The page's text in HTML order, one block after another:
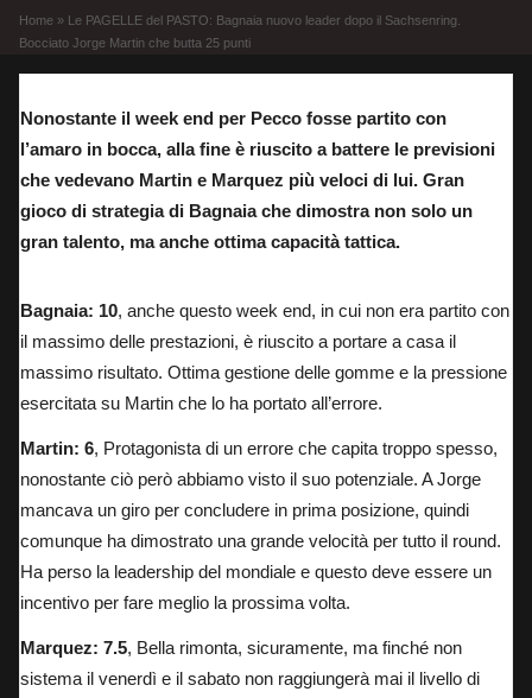
Home » Le PAGELLE del PASTO: Bagnaia nuovo leader dopo il Sachsenring.
Bocciato Jorge Martin che butta 25 punti
Nonostante il week end per Pecco fosse partito con
l’amaro in bocca, alla fine è riuscito a battere le previsioni
che vedevano Martin e Marquez più veloci di lui. Gran
gioco di strategia di Bagnaia che dimostra non solo un
gran talento, ma anche ottima capacità tattica.
Bagnaia: 10, anche questo week end, in cui non era partito con
il massimo delle prestazioni, è riuscito a portare a casa il
massimo risultato. Ottima gestione delle gomme e la pressione
esercitata su Martin che lo ha portato all’errore.
Martin: 6, Protagonista di un errore che capita troppo spesso,
nonostante ciò però abbiamo visto il suo potenziale. A Jorge
mancava un giro per concludere in prima posizione, quindi
comunque ha dimostrato una grande velocità per tutto il round.
Ha perso la leadership del mondiale e questo deve essere un
incentivo per fare meglio la prossima volta.
Marquez: 7.5, Bella rimonta, sicuramente, ma finché non
sistema il venerdì e il sabato non raggiungerà mai il livello di